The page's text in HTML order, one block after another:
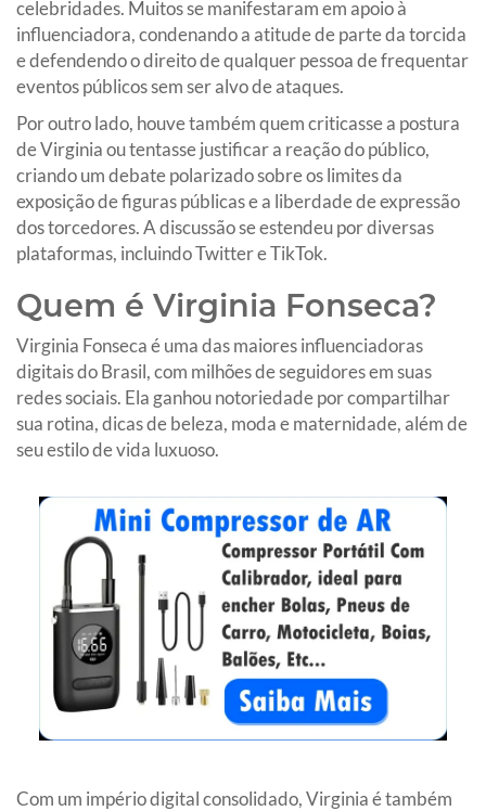
celebridades. Muitos se manifestaram em apoio à
influenciadora, condenando a atitude de parte da torcida
e defendendo o direito de qualquer pessoa de frequentar
eventos públicos sem ser alvo de ataques.
Por outro lado, houve também quem criticasse a postura
de Virginia ou tentasse justificar a reação do público,
criando um debate polarizado sobre os limites da
exposição de figuras públicas e a liberdade de expressão
dos torcedores. A discussão se estendeu por diversas
plataformas, incluindo Twitter e TikTok.
Quem é Virginia Fonseca?
Virginia Fonseca é uma das maiores influenciadoras
digitais do Brasil, com milhões de seguidores em suas
redes sociais. Ela ganhou notoriedade por compartilhar
sua rotina, dicas de beleza, moda e maternidade, além de
seu estilo de vida luxuoso.
Com um império digital consolidado, Virginia é também